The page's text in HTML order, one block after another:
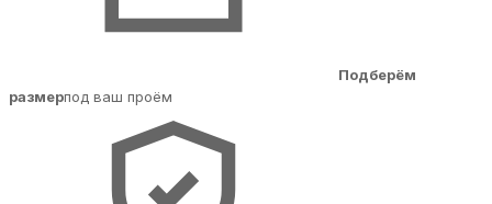
Подберём
размерпод ваш проём